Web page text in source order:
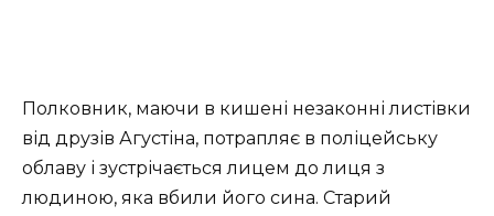
Полковник, маючи в кишені незаконні листівки
від друзів Агустіна, потрапляє в поліцейську
облаву і зустрічається лицем до лиця з
людиною, яка вбили його сина. Старий